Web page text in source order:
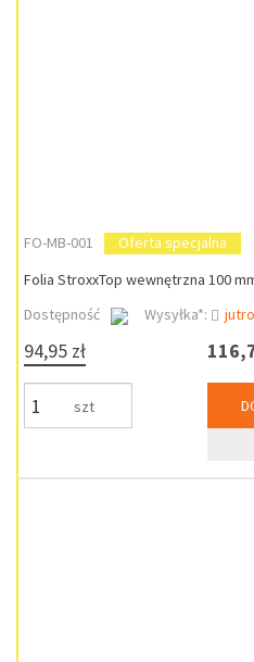
FO-MB-001
Oferta specjalna
Folia StroxxTop wewnętrzna 100
Dostępność
Wysyłka*: jutro
94,95 zł
szt